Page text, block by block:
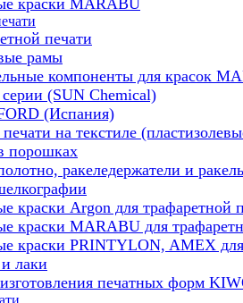
печати
рамы
компоненты для красок
(SUN Chemical)
(Испания)
на текстиле
порошках
ракеледержатели и
краски Argon для трафаретной
краски MARABU для
краски PRINTYLON, AMEX
лаки
печатных форм